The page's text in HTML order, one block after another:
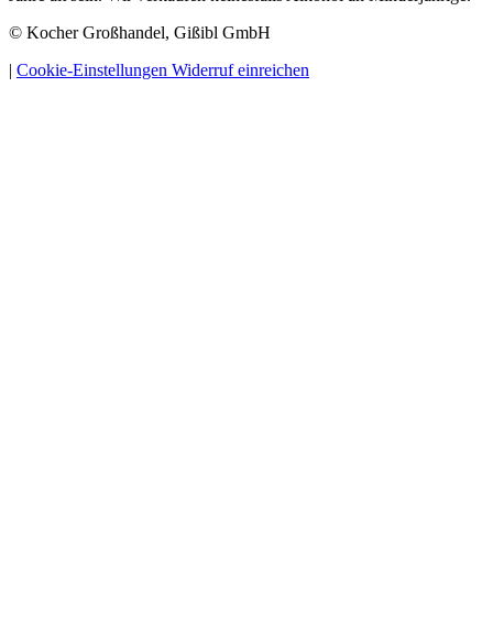
© Kocher Großhandel, Gißibl GmbH
| Cookie-Einstellungen Widerruf einreichen